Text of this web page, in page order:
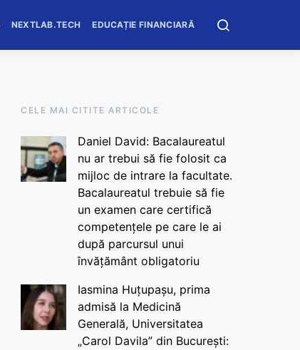
NEXTLAB.TECH EDUCAȚIE FINANCIARĂ
CELE MAI CITITE ARTICOLE
Daniel David: Bacalaureatul
nu ar trebui să fie folosit ca
mijloc de intrare la facultate.
Bacalaureatul trebuie să fie
un examen care certifică
competențele pe care le ai
după parcursul unui
învățământ obligatoriu
Iasmina Huțupașu, prima
admisă la Medicină
Generală, Universitatea
„Carol Davila” din București: